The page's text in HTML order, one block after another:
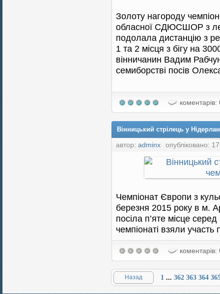
Золоту нагороду
обласної СДЮСШОР з
подолала дистанцію з
1 та 2 місця з бігу на
вінничанин Вадим
семиборстві посів
коментарів:
Вінницький стрілець у
автор: adminx опубліковано:
Чемпіонат Європи з
березня 2015 року в м.
посіла п’яте місце
чемпіонаті взяли участь
коментарів:
Назад 1 ... 362 363 364